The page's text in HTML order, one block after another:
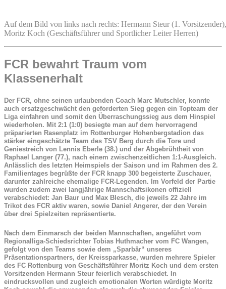
Auf dem Bild von links nach rechts: Hermann Steur (1.
Moritz Koch (Geschäftsführer und Sportlicher Leiter Herren)
FCR bewahrt Traum vom
Klassenerhalt
Der FCR, ohne seinen urlaubenden Coach Marc Mutschler, konnte
auch ersatzgeschwächt den geforderten Sieg gegen ein Topteam der
Liga einfahren und somit den Überraschungssieg aus dem Hinspiel
wiederholen. Mit 2:1 (1:0) besiegte man auf dem hervorragend
präparierten Rasenplatz im Rottenburger Hohenbergstadion das
stärker eingeschätzte Team des TSV Berg durch die Tore und
Geniestreich von Lennis Eberle (38.) und der Abgebrühtheit von
Raphael Langer (77.), nach einem zwischenzeitlichen 1:1-Ausgleich.
Anlässlich des letzten Heimspiels der Saison und im Rahmen des 2.
Familientages begrüßte der FCR knapp 300 begeisterte Zuschauer,
darunter zahlreiche ehemalige FCR-Legenden. Im Vorfeld der Partie
wurden zudem zwei langjährige Mannschaftsikonen offiziell
verabschiedet: Jan Baur und Max Blesch, die jeweils 22 Jahre im
Trikot des FCR aktiv waren, sowie Daniel Angerer, der den Verein
über drei Spielzeiten repräsentierte.
Nach dem Einmarsch der beiden Mannschaften, angeführt vom
Regionalliga-Schiedsrichter Tobias Huthmacher vom FC Wangen,
gefolgt von den Teams sowie dem „Sparbär“ unseres
Präsentationspartners, der Kreissparkasse, wurden mehrere Spieler
des FC Rottenburg von Geschäftsführer Moritz Koch und dem ersten
Vorsitzenden Hermann Steur feierlich verabschiedet. In
eindrucksvollen und zugleich emotionalen Worten würdigte Moritz